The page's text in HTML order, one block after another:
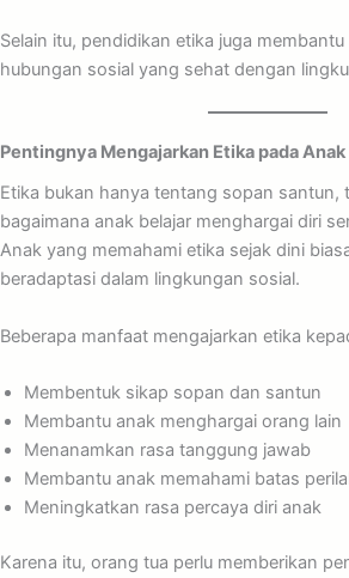
Selain itu, pendidikan etika juga
hubungan sosial yang sehat dengan
Pentingnya Mengajarkan Etika pada Anak
Etika bukan hanya tentang sopan santun,
bagaimana anak belajar menghargai diri
Anak yang memahami etika sejak dini
beradaptasi dalam lingkungan sosial.
Beberapa manfaat mengajarkan etika
Membentuk sikap sopan dan santun
Membantu anak menghargai orang lain
Menanamkan rasa tanggung jawab
Membantu anak memahami batas
Meningkatkan rasa percaya diri anak
Karena itu, orang tua perlu memberikan